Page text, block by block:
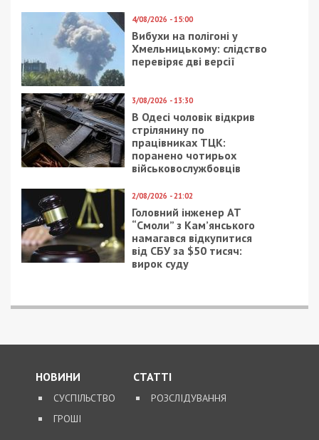
4/08/2026 - 15:00
Вибухи на полігоні у
Хмельницькому: слідство
перевіряє дві версії
3/08/2026 - 13:30
В Одесі чоловік відкрив
стрілянину по
працівниках ТЦК:
поранено чотирьох
військовослужбовців
2/08/2026 - 21:02
Головний інженер АТ
“Смоли” з Кам’янського
намагався відкупитися
від СБУ за $50 тисяч:
вирок суду
НОВИНИ
СУСПІЛЬСТВО
ГРОШІ
СТАТТІ
РОЗСЛІДУВАННЯ